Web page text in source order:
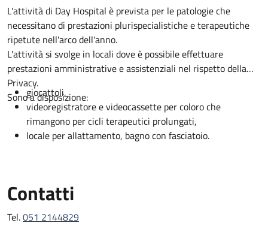
Descrizione
L'attività di Day Hospital è prevista per le patologie che
necessitano di prestazioni plurispecialistiche e terapeutiche
ripetute nell'arco dell'anno.
L'attività si svolge in locali dove è possibile effettuare
prestazioni amministrative e assistenziali nel rispetto della
Privacy.
Sono a disposizione:
giocattoli,
videoregistratore e videocassette per coloro che
rimangono per cicli terapeutici prolungati,
locale per allattamento, bagno con fasciatoio.
Contatti
Tel.051 2144829